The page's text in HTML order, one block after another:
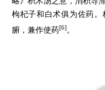
枸杞子和白术俱为佐药
腑，兼作使药[6]。